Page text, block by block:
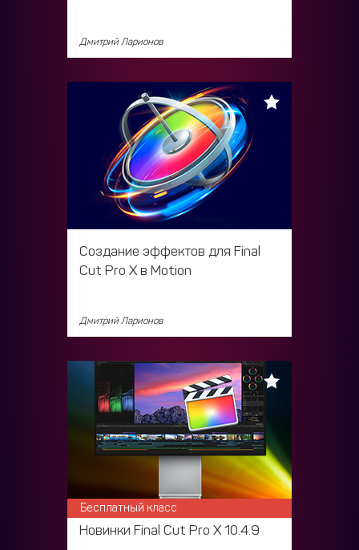
Дмитрий Ларионов
Создание эффектов для Final
Cut Pro X в Motion
Дмитрий Ларионов
Новинки Final Cut Pro X 10.4.9
Бесплатный класс